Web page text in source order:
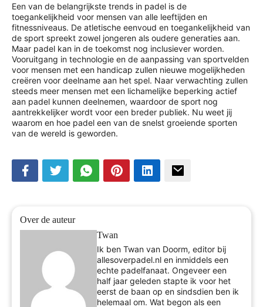
Een van de belangrijkste trends in padel is de
toegankelijkheid voor mensen van alle leeftijden en
fitnessniveaus. De atletische eenvoud en toegankelijkheid van
de sport spreekt zowel jongeren als oudere generaties aan.
Maar padel kan in de toekomst nog inclusiever worden.
Vooruitgang in technologie en de aanpassing van sportvelden
voor mensen met een handicap zullen nieuwe mogelijkheden
creëren voor deelname aan het spel. Naar verwachting zullen
steeds meer mensen met een lichamelijke beperking actief
aan padel kunnen deelnemen, waardoor de sport nog
aantrekkelijker wordt voor een breder publiek. Nu weet jij
waarom en hoe padel een van de snelst groeiende sporten
van de wereld is geworden.
Over de auteur
Twan
Ik ben Twan van Doorm, editor bij
allesoverpadel.nl en inmiddels een
echte padelfanaat. Ongeveer een
half jaar geleden stapte ik voor het
eerst de baan op en sindsdien ben ik
helemaal om. Wat begon als een